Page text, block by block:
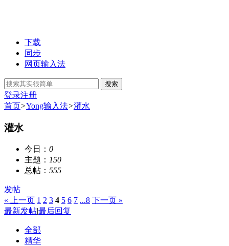
下载
同步
网页输入法
搜索
登录注册
首页>Yong输入法>灌水
灌水
今日： 0
主题： 150
总帖： 555
发帖
« 上一页 1 2 3 4 5 6 7 ...8 下一页 »
最新发帖|最后回复
全部
精华